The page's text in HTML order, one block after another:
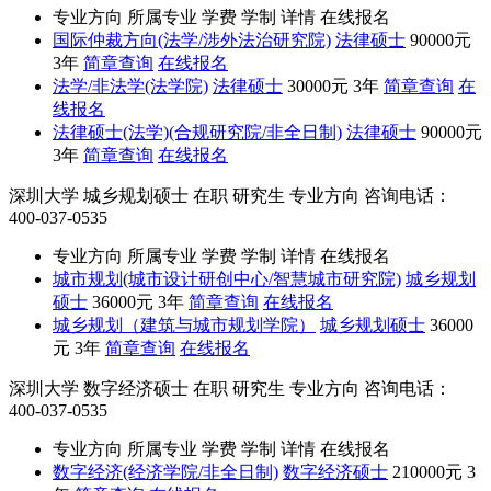
专业方向 所属专业 学费 学制 详情 在线报名
国际仲裁方向(法学/涉外法治研究院) 法律硕士 90000元
3年 简章查询 在线报名
法学/非法学(法学院) 法律硕士 30000元 3年 简章查询 在
线报名
法律硕士(法学)(合规研究院/非全日制) 法律硕士 90000元
3年 简章查询 在线报名
深圳大学 城乡规划硕士 在职 研究生 专业方向 咨询电话：
400-037-0535
专业方向 所属专业 学费 学制 详情 在线报名
城市规划(城市设计研创中心/智慧城市研究院) 城乡规划
硕士 36000元 3年 简章查询 在线报名
城乡规划（建筑与城市规划学院）
城乡规划硕士 36000
元 3年 简章查询 在线报名
深圳大学 数字经济硕士 在职 研究生 专业方向 咨询电话：
400-037-0535
专业方向 所属专业 学费 学制 详情 在线报名
数字经济(经济学院/非全日制) 数字经济硕士 210000元 3